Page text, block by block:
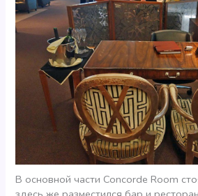
В основной части Concorde Room